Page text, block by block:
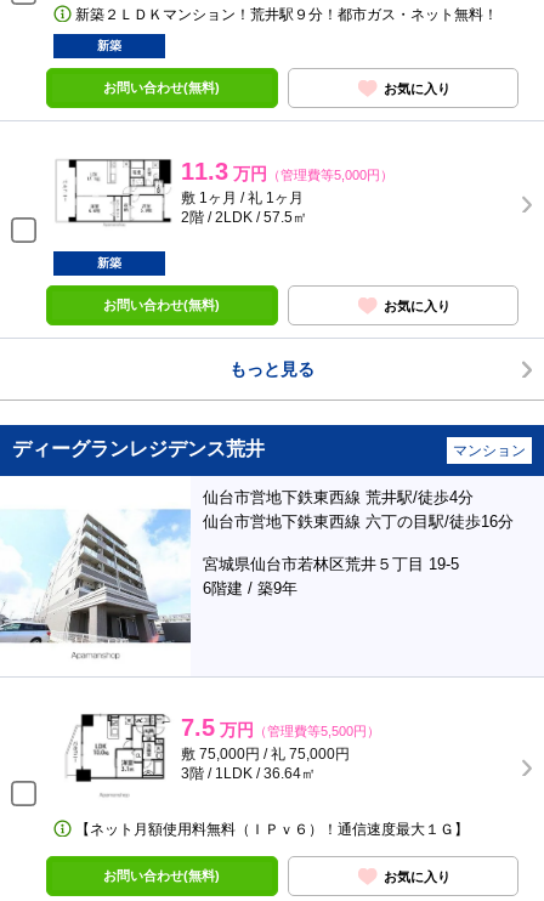
新築２ＬＤＫマンション！荒井駅９分！都市ガス・ネット無料！
新築
お問い合わせ(無料) お気に入り
11.3 万円 （管理費等5,000円）
敷 1ヶ月 / 礼 1ヶ月
2階 / 2LDK / 57.5㎡
新築
お問い合わせ(無料) お気に入り
もっと見る
ディーグランレジデンス荒井 マンション
仙台市営地下鉄東西線 荒井駅/徒歩4分
仙台市営地下鉄東西線 六丁の目駅/徒歩16分
宮城県仙台市若林区荒井５丁目 19-5
6階建 / 築9年
7.5 万円 （管理費等5,500円）
敷 75,000円 / 礼 75,000円
3階 / 1LDK / 36.64㎡
【ネット月額使用料無料（ＩＰｖ６）！通信速度最大１Ｇ】
お問い合わせ(無料) お気に入り